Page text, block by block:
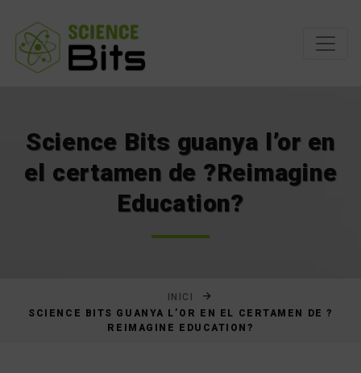
Science Bits guanya l’or en
el certamen de ?Reimagine
Education?
INICI
SCIENCE BITS GUANYA L’OR EN EL CERTAMEN DE ?
REIMAGINE EDUCATION?